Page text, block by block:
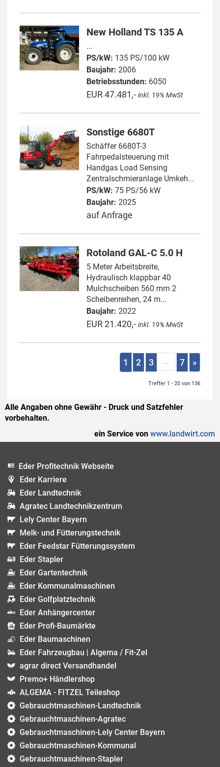
New Holland TS 135 A
...
PS/kW: 135 PS/100 kW
Baujahr: 2006
Betriebsstunden: 6050
EUR 47.481,- inkl. 19% MwSt
Sonstige 6680T
Schäffer 6680T-3
Fahrpedalsteuerung mit
Handgas Load Sensing
Zentralschmieranlage Umkeh...
PS/kW: 75 PS/56 kW
Baujahr: 2025
auf Anfrage
Rotoland GAL-C 5.0 H
5 Meter Arbeitsbreite,
Hydraulisch klappbar 40
Mulchscheiben 560 mm 2
Scheibenreihen, 24 m...
Baujahr: 2022
EUR 21.420,- inkl. 19% MwSt
1 2 3 ... 7 »
Treffer 1 - 20 von 136
Alle Angaben ohne Gewähr - Druck und Satzfehler
vorbehalten.
ein Service von www.landwirt.com
Eder Profitechnik Webseite
Eder Karriere
Eder Landtechnik
Agratec Landtechnikzentrum
Lely Center Bayern
Melk- und Fütterungstechnik
Eder Feedstar Fütterungssystem
Eder Stapler
Eder Gartentechnik
Eder Kommunalmaschinen
Eder Golfplatztechnik
Eder Anhängercenter
Eder Profi-Baumärkte
Eder Baumaschinen
Eder Fahrzeugbau | Algema / Fit-Zel
agrar direct Versandhandel
Premo+ Händlershop
ALGEMA - FITZEL Teileshop
Gebrauchtmaschinen-Landtechnik
Gebrauchtmaschinen-Agratec
Gebrauchtmaschinen-Lely Center Bayern
Gebrauchtmaschinen-Kommunal
Gebrauchtmaschinen-Stapler